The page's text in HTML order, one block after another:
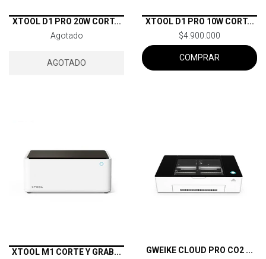
XTOOL D1 PRO 20W CORT...
Agotado
AGOTADO
XTOOL D1 PRO 10W CORT...
$4.900.000
COMPRAR
XTOOL M1 CORTE Y GRAB...
GWEIKE CLOUD PRO CO2 ...